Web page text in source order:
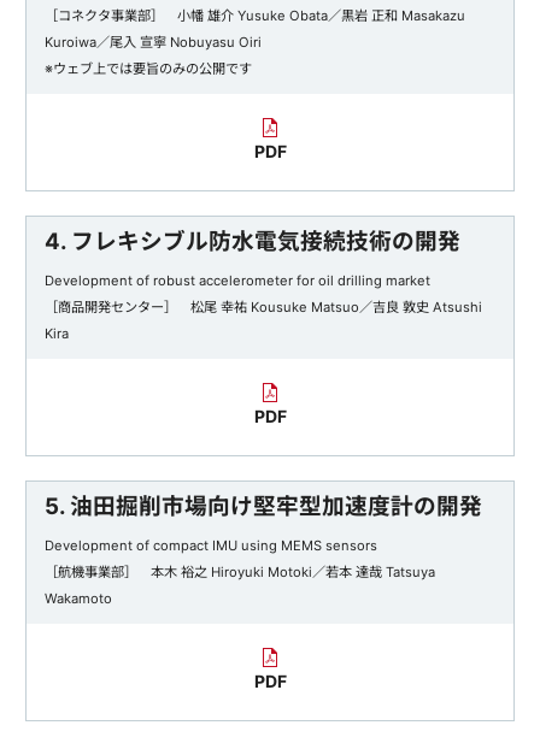
［コネクタ事業部］ 小幡 雄介 Yusuke Obata／黒岩 正和 Masakazu
Kuroiwa／尾入 宣寧 Nobuyasu Oiri
※ウェブ上では要旨のみの公開です
PDF
4. フレキシブル防水電気接続技術の開発
Development of robust accelerometer for oil drilling market
［商品開発センター］ 松尾 幸祐 Kousuke Matsuo／吉良 敦史 Atsushi
Kira
PDF
5. 油田掘削市場向け堅牢型加速度計の開発
Development of compact IMU using MEMS sensors
［航機事業部］ 本木 裕之 Hiroyuki Motoki／若本 達哉 Tatsuya
Wakamoto
PDF